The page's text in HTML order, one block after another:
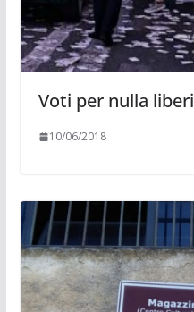
Voti per nulla liberi
10/06/2018